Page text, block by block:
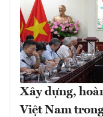
Xây dựng,
Việt Nam